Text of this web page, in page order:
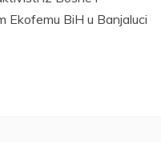
Ekofemu BiH u Banjaluci